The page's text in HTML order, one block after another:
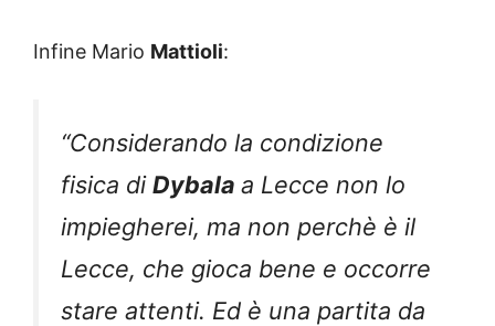
Infine Mario Mattioli:
“Considerando la condizione
fisica diDybala a Lecce non lo
impiegherei, ma non perchè è il
Lecce, che gioca bene e occorre
stare attenti. Ed è una partita da